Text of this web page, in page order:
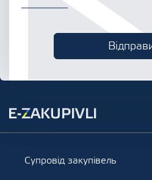
Супровід закупівель